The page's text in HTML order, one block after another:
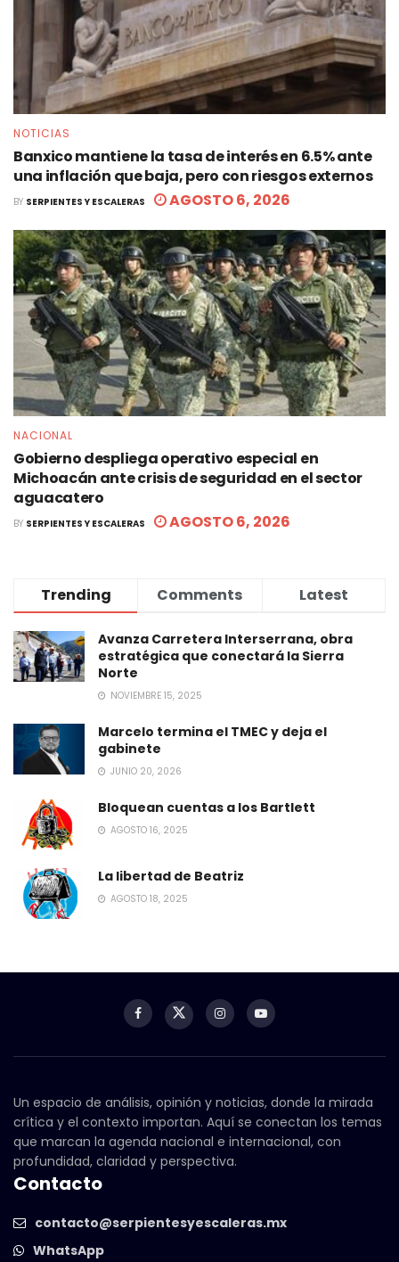
NOTICIAS
Banxico mantiene la tasa de interés en 6.5% ante
una inflación que baja, pero con riesgos externos
BY SERPIENTES Y ESCALERAS AGOSTO 6, 2026
NACIONAL
Gobierno despliega operativo especial en
Michoacán ante crisis de seguridad en el sector
aguacatero
BY SERPIENTES Y ESCALERAS AGOSTO 6, 2026
Trending Comments Latest
Avanza Carretera Interserrana, obra
estratégica que conectará la Sierra
Norte
NOVIEMBRE 15, 2025
Marcelo termina el TMEC y deja el
gabinete
JUNIO 20, 2026
Bloquean cuentas a los Bartlett
AGOSTO 16, 2025
La libertad de Beatriz
AGOSTO 18, 2025
Un espacio de análisis, opinión y noticias, donde la mirada
crítica y el contexto importan. Aquí se conectan los temas
que marcan la agenda nacional e internacional, con
profundidad, claridad y perspectiva.
Contacto
contacto@serpientesyescaleras.mx
WhatsApp